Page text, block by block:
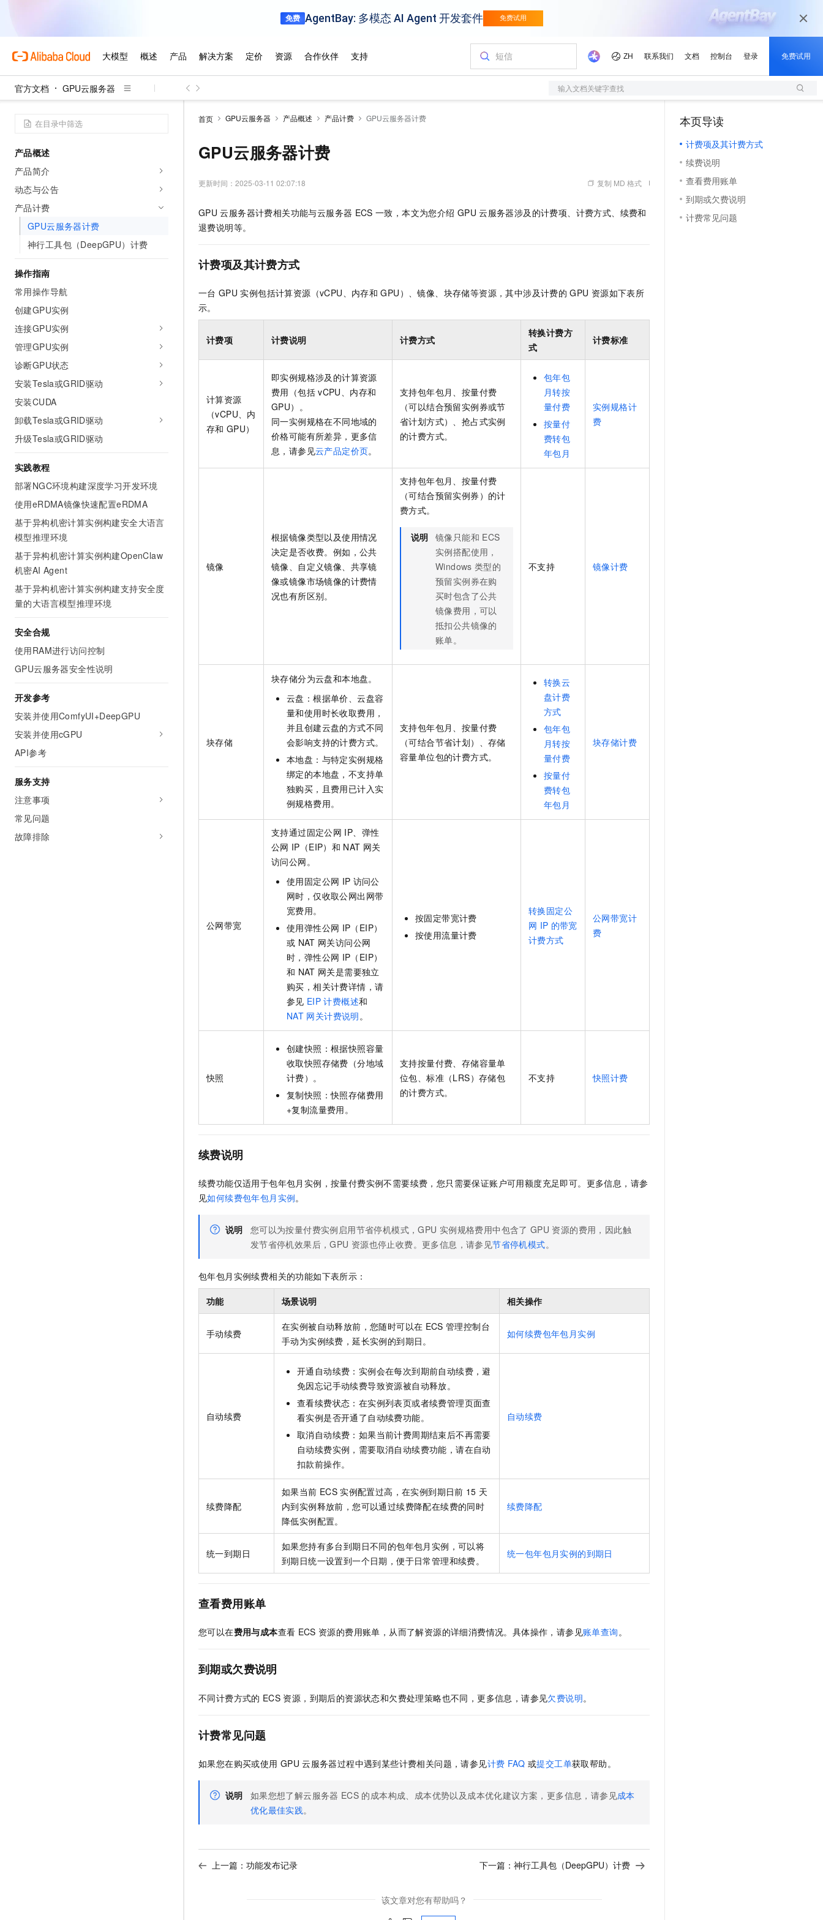
官方文档 GPU云服务器 输入文档关键字查找
产品概述
产品简介
动态与公告
产品计费
GPU云服务器计费
神行工具包（DeepGPU）计费
操作指南
常用操作导航
创建GPU实例
连接GPU实例
管理GPU实例
诊断GPU状态
安装Tesla或GRID驱动
安装CUDA
卸载Tesla或GRID驱动
升级Tesla或GRID驱动
实践教程
部署NGC环境构建深度学习开发环境
使用eRDMA镜像快速配置eRDMA
基于异构机密计算实例构建安全大语言
模型推理环境
基于异构机密计算实例构建OpenClaw
机密AI Agent
基于异构机密计算实例构建支持安全度
量的大语言模型推理环境
安全合规
使用RAM进行访问控制
GPU云服务器安全性说明
开发参考
安装并使用ComfyUI+DeepGPU
安装并使用cGPU
API参考
服务支持
注意事项
常见问题
故障排除
首页 GPU云服务器 产品概述 产品计费 GPU云服务器计费
GPU云服务器计费
更新时间： 2025-03-11 02:07:18 复制 MD 格式
GPU 云服务器计费相关功能与云服务器 ECS 一致，本文为您介绍 GPU 云服务器涉及的计费项、计费方式、续费和
退费说明等。
计费项及其计费方式
一台 GPU 实例包括计算资源（vCPU、内存和 GPU）、镜像、块存储等资源，其中涉及计费的 GPU 资源如下表所
示。
计费项 计费说明 计费方式
转换计费方
式
计费标准
计算资源
（vCPU、内
存和 GPU）
即实例规格涉及的计算资源
费用（包括 vCPU、内存和
GPU）。
同一实例规格在不同地域的
价格可能有所差异，更多信
息，请参见云产品定价页。
支持包年包月、按量付费
（可以结合预留实例券或节
省计划方式）、抢占式实例
的计费方式。
包年包
月转按
量付费
按量付
费转包
年包月
实例规格计
费
镜像
根据镜像类型以及使用情况
决定是否收费。例如，公共
镜像、自定义镜像、共享镜
像或镜像市场镜像的计费情
况也有所区别。
支持包年包月、按量付费
（可结合预留实例券）的计
费方式。
说明 镜像只能和 ECS
实例搭配使用，
Windows 类型的
预留实例券在购
买时包含了公共
镜像费用，可以
抵扣公共镜像的
账单。
不支持 镜像计费
块存储
块存储分为云盘和本地盘。
云盘：根据单价、云盘容
量和使用时长收取费用，
并且创建云盘的方式不同
会影响支持的计费方式。
本地盘：与特定实例规格
绑定的本地盘，不支持单
独购买，且费用已计入实
例规格费用。
支持包年包月、按量付费
（可结合节省计划）、存储
容量单位包的计费方式。
转换云
盘计费
方式
包年包
月转按
量付费
按量付
费转包
年包月
块存储计费
公网带宽
支持通过固定公网 IP、弹性
公网 IP（EIP）和 NAT 网关
访问公网。
使用固定公网 IP 访问公
网时，仅收取公网出网带
宽费用。
使用弹性公网 IP（EIP）
或 NAT 网关访问公网
时，弹性公网 IP（EIP）
和 NAT 网关是需要独立
购买，相关计费详情，请
参见 EIP 计费概述和
NAT 网关计费说明。
按固定带宽计费
按使用流量计费
转换固定公
网 IP 的带宽
计费方式
公网带宽计
费
快照
创建快照：根据快照容量
收取快照存储费（分地域
计费）。
复制快照：快照存储费用
+复制流量费用。
支持按量付费、存储容量单
位包、标准（LRS）存储包
的计费方式。
不支持 快照计费
续费说明
续费功能仅适用于包年包月实例，按量付费实例不需要续费，您只需要保证账户可用额度充足即可。 更多信息，请参
见如何续费包年包月实例。
说明 您可以为按量付费实例启用节省停机模式，GPU 实例规格费用中包含了 GPU 资源的费用，因此触
发节省停机效果后，GPU 资源也停止收费。更多信息，请参见节省停机模式。
包年包月实例续费相关的功能如下表所示：
功能 场景说明 相关操作
手动续费
在实例被自动释放前，您随时可以在 ECS 管理控制台
手动为实例续费，延长实例的到期日。
如何续费包年包月实例
自动续费
开通自动续费：实例会在每次到期前自动续费，避
免因忘记手动续费导致资源被自动释放。
查看续费状态：在实例列表页或者续费管理页面查
看实例是否开通了自动续费功能。
取消自动续费：如果当前计费周期结束后不再需要
自动续费实例，需要取消自动续费功能，请在自动
扣款前操作。
自动续费
续费降配
如果当前 ECS 实例配置过高，在实例到期日前 15 天
内到实例释放前，您可以通过续费降配在续费的同时
降低实例配置。
续费降配
统一到期日
如果您持有多台到期日不同的包年包月实例，可以将
到期日统一设置到一个日期，便于日常管理和续费。
统一包年包月实例的到期日
查看费用账单
您可以在费用与成本查看 ECS 资源的费用账单，从而了解资源的详细消费情况。具体操作，请参见账单查询。
到期或欠费说明
不同计费方式的 ECS 资源，到期后的资源状态和欠费处理策略也不同，更多信息，请参见欠费说明。
计费常见问题
如果您在购买或使用 GPU 云服务器过程中遇到某些计费相关问题，请参见计费 FAQ 或提交工单获取帮助。
说明 如果您想了解云服务器 ECS 的成本构成、成本优势以及成本优化建议方案，更多信息，请参见成本
优化最佳实践。
上一篇： 功能发布记录 下一篇： 神行工具包（DeepGPU）计费
该文章对您有帮助吗？
本页导读
计费项及其计费方式
续费说明
查看费用账单
到期或欠费说明
计费常见问题